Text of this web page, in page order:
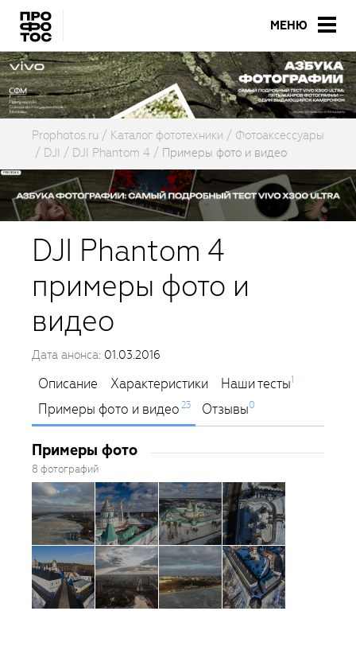
МЕНЮ
Prophotos.ru Каталог фототехники
Фотоаксессуары
DJI
DJI Phantom 4 Примеры фото и видео
DJI Phantom 4
примеры фото и
видео
Дата анонса: 01.03.2016
Описание Характеристики Наши тесты1
Примеры фото и видео23 Отзывы0
Примеры фото
8 фотографий